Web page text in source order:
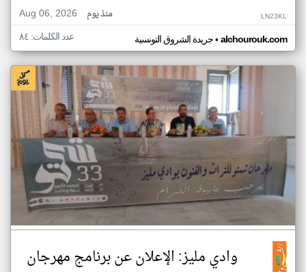
Aug 06, 2026
منذ يوم LN23KL
جريدة الشروق التونسية• alchourouk.com عدد الكلمات: ٨٤
وادي مليز: الإعلان عن برنامج مهرجان